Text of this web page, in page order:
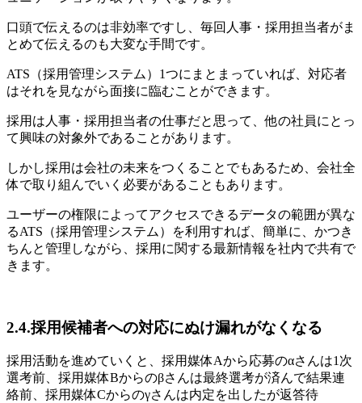
口頭で伝えるのは非効率ですし、毎回人事・採用担当者がま
とめて伝えるのも大変な手間です。
ATS（採用管理システム）1つにまとまっていれば、対応者
はそれを見ながら面接に臨むことができます。
採用は人事・採用担当者の仕事だと思って、他の社員にとっ
て興味の対象外であることがあります。
しかし採用は会社の未来をつくることでもあるため、会社全
体で取り組んでいく必要があることもあります。
ユーザーの権限によってアクセスできるデータの範囲が異な
るATS（採用管理システム）を利用すれば、簡単に、かつき
ちんと管理しながら、採用に関する最新情報を社内で共有で
きます。
2.4.採用候補者への対応にぬけ漏れがなくなる
採用活動を進めていくと、採用媒体Aから応募のαさんは1次
選考前、採用媒体Bからのβさんは最終選考が済んで結果連
絡前、採用媒体Cからのγさんは内定を出したが返答待